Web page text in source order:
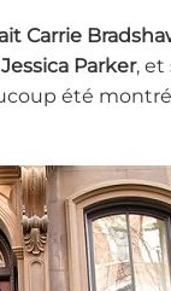
Carrie
Parker, et
été